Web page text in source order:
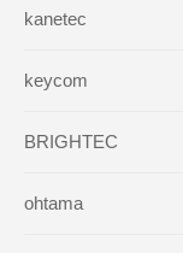
kanetec
keycom
BRIGHTEC
ohtama